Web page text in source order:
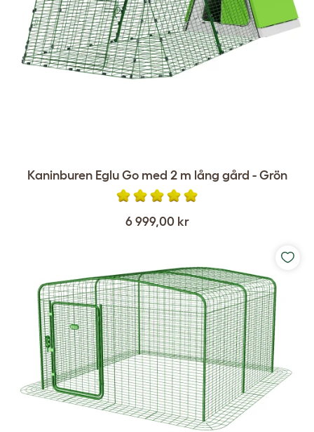
Kaninburen Eglu Go med 2 m lång gård - Grön
6 999,00 kr